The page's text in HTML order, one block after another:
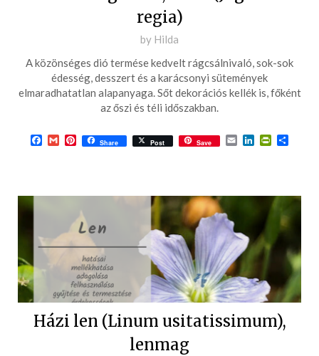
regia)
Posted
on
2016-
09-
10
by Hilda
A közönséges dió termése kedvelt rágcsálnivaló, sok-sok
édesség, desszert és a karácsonyi sütemények
elmaradhatatlan alapanyaga. Sőt dekorációs kellék is, főként
az őszi és téli időszakban.
Facebook
GmailPinterest
Share Post Save EmailLinkedIn
Házi len (Linum usitatissimum),
lenmag